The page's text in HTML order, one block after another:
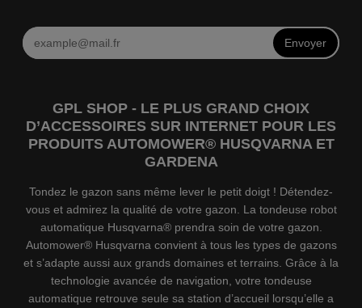
Envoyer
GPL SHOP - LE PLUS GRAND CHOIX
D’ACCESSOIRES SUR INTERNET POUR LES
PRODUITS AUTOMOWER® HUSQVARNA ET
GARDENA
Tondez le gazon sans même lever le petit doigt ! Détendez-
vous et admirez la qualité de votre gazon. La tondeuse robot
automatique Husqvarna® prendra soin de votre gazon.
Automower® Husqvarna convient à tous les types de gazons
et s’adapte aussi aux grands domaines et terrains. Grâce à la
technologie avancée de navigation, votre tondeuse
automatique retrouve seule sa station d’accueil lorsqu’elle a